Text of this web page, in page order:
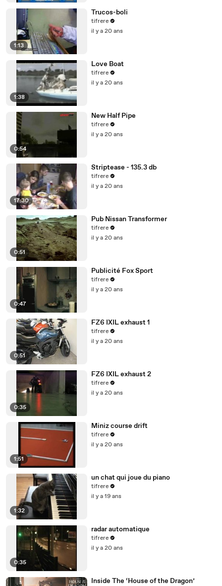
1:13
Trucos-boli
tifrere
il y a 20 ans
1:38
Love Boat
tifrere
il y a 20 ans
0:54
New Half Pipe
tifrere
il y a 20 ans
17:30
Striptease - 135.3 db
tifrere
il y a 20 ans
0:51
Pub Nissan Transformer
tifrere
il y a 20 ans
0:47
Publicité Fox Sport
tifrere
il y a 20 ans
0:51
FZ6 IXIL exhaust 1
tifrere
il y a 20 ans
0:35
FZ6 IXIL exhaust 2
tifrere
il y a 20 ans
1:51
Miniz course drift
tifrere
il y a 20 ans
1:32
un chat qui joue du piano
tifrere
il y a 19 ans
0:35
radar automatique
tifrere
il y a 20 ans
Inside The ‘House of the Dragon’